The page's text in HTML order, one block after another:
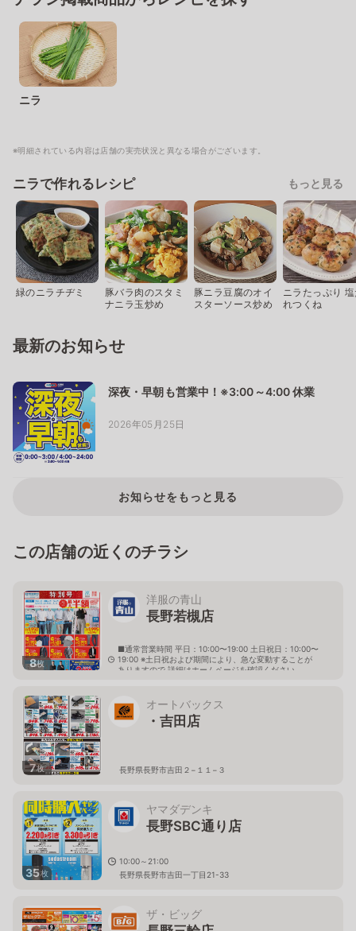
ニラ
※明細されている内容は店舗の実売状況と異なる場合がございます。
ニラで作れるレシピ もっと見る
緑のニラチヂミ
豚バラ肉のスタミ
ナニラ玉炒め
豚ニラ豆腐のオイ
スターソース炒め
ニラたっぷり
れつくね
最新のお知らせ
深夜・早朝も営業中！※3:00～4:00 休業
2026年05月25日
お知らせをもっと見る
この店舗の近くのチラシ
8枚
洋服の青山
長野若槻店
■通常営業時間 平日：10:00〜19:00 土日祝日：10:00〜
19:00 ※土日祝および期間により、急な変動することが
ありますので 詳細はホームページを確認ください
7枚
オートバックス
・吉田店
長野県長野市吉田２−１１−３
35枚
ヤマダデンキ
長野SBC通り店
10:00～21:00
長野県長野市吉田一丁目21-33
ザ・ビッグ